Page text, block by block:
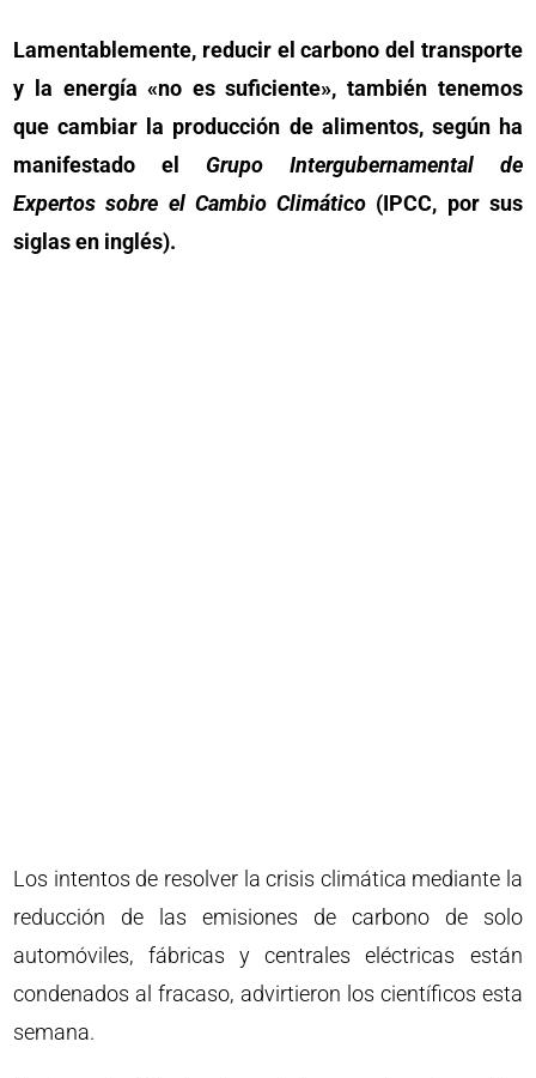
Lamentablemente, reducir el carbono del transporte
y la energía «no es suficiente», también tenemos
que cambiar la producción de alimentos, según ha
manifestado el Grupo Intergubernamental de
Expertos sobre el Cambio Climático (IPCC, por sus
siglas en inglés).
Los intentos de resolver la crisis climática mediante la
reducción de las emisiones de carbono de solo
automóviles, fábricas y centrales eléctricas están
condenados al fracaso, advirtieron los científicos esta
semana.